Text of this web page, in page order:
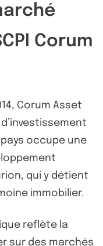
Corum
Corum Asset
occupe une
qui y détient
immobilier.
reflète la
sur des marchés